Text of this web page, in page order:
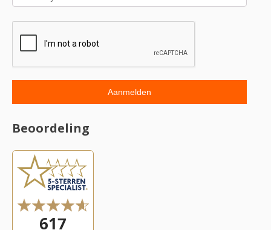
Beoordeling